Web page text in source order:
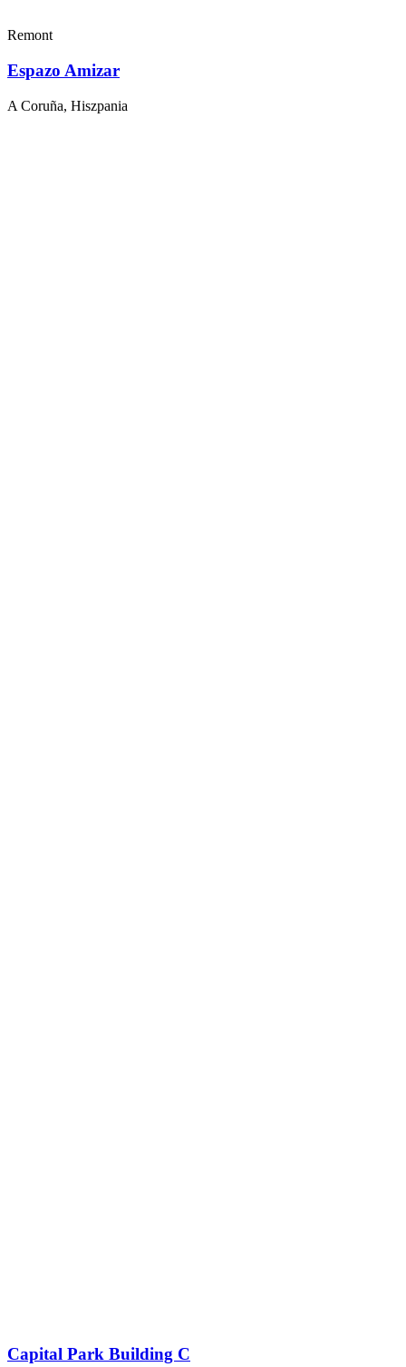
Remont
Espazo Amizar
A Coruña, Hiszpania
Capital Park Building C